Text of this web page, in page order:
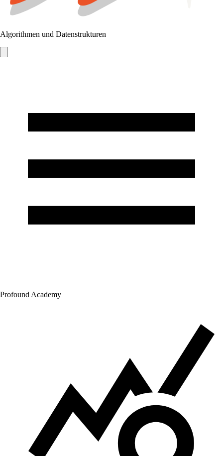
Algorithmen und Datenstrukturen
Profound Academy